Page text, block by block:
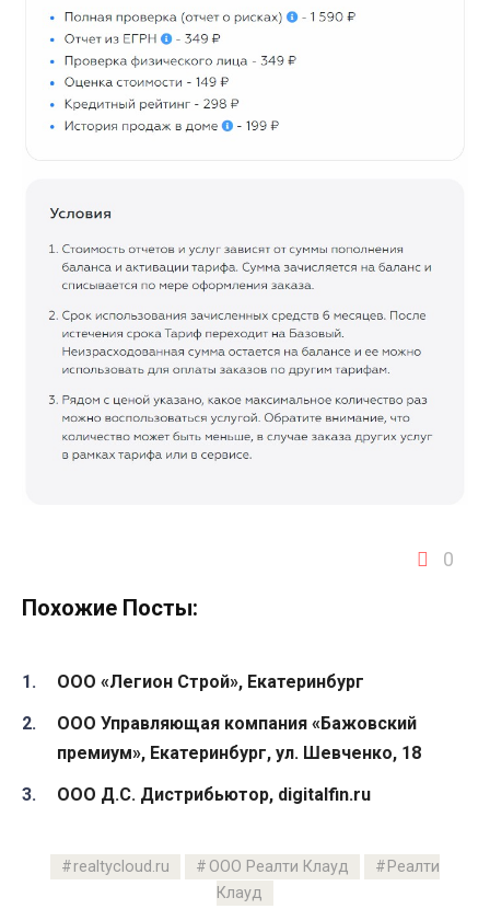
0
Похожие Посты:
ООО «Легион Строй», Екатеринбург
ООО Управляющая компания «Бажовский
премиум», Екатеринбург, ул. Шевченко, 18
ООО Д.С. Дистрибьютор, digitalfin.ru
realtycloud.ru ООО Реалти Клауд
Реалти
Клауд